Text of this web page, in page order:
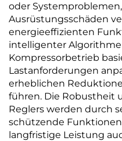
oder
Ausrüstungsschäden
energieeffizienten
intelligenter
Kompressorbetrieb
Lastanforderungen
erheblichen
führen. Die Robustheit
Reglers werden durch
schützende
langfristige Leistung